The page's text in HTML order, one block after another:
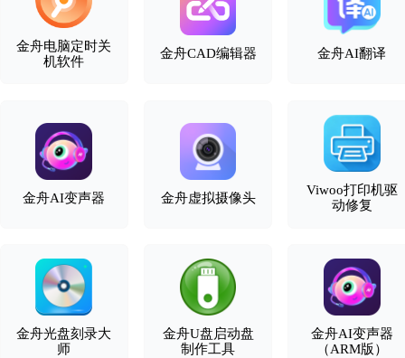
金舟电脑定时关
机软件
金舟CAD编辑器 金舟AI翻译
金舟AI变声器 金舟虚拟摄像头
Viwoo打印机驱
动修复
金舟光盘刻录大
师
金舟U盘启动盘
制作工具
金舟AI变声器
（ARM版）